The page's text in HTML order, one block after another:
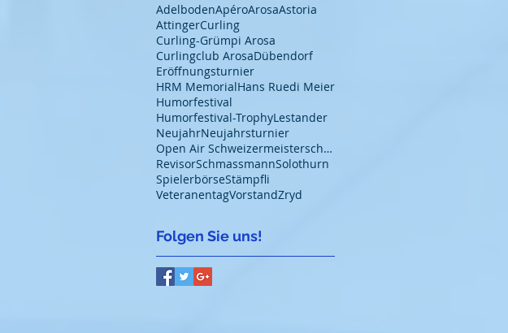
AdelbodenApéroArosaAstoria
AttingerCurling
Curling-Grümpi Arosa
Curlingclub ArosaDübendorf
Eröffnungsturnier
HRM MemorialHans Ruedi Meier
Humorfestival
Humorfestival-TrophyLestander
NeujahrNeujahrsturnier
Open Air Schweizermeisterschaft 2018
RevisorSchmassmannSolothurn
SpielerbörseStämpfli
VeteranentagVorstandZryd
Folgen Sie uns!